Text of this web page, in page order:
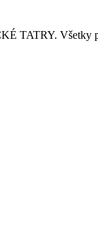
TATRY. Všetky